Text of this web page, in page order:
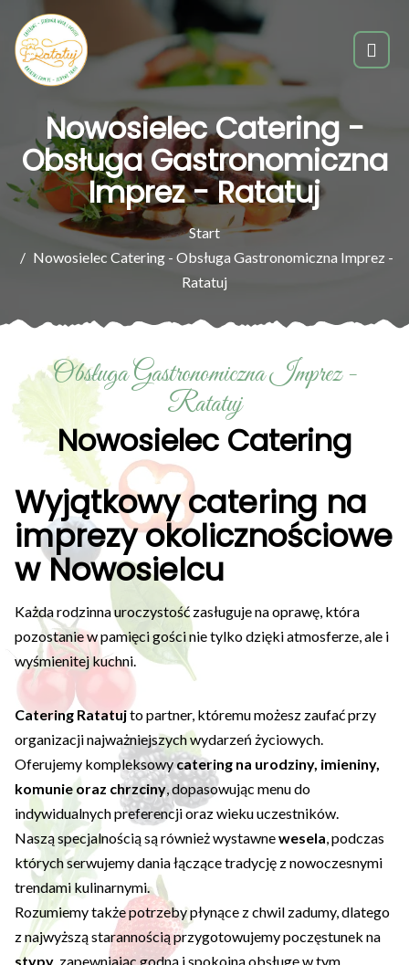
Nowosielec Catering -
Obsługa Gastronomiczna
Imprez - Ratatuj
Start
Nowosielec Catering - Obsługa Gastronomiczna Imprez -
Ratatuj
Obsługa Gastronomiczna Imprez -
Ratatuj
Nowosielec Catering
Wyjątkowy catering na
imprezy okolicznościowe
w Nowosielcu
Każda rodzinna uroczystość zasługuje na oprawę, która
pozostanie w pamięci gości nie tylko dzięki atmosferze, ale i
wyśmienitej kuchni.
Catering Ratatujto partner, któremu możesz zaufać przy
organizacji najważniejszych wydarzeń życiowych.
Oferujemy kompleksowycatering na urodziny, imieniny,
komunie oraz chrzciny, dopasowując menu do
indywidualnych preferencji oraz wieku uczestników.
Naszą specjalnością są również wystawnewesela, podczas
których serwujemy dania łączące tradycję z nowoczesnymi
trendami kulinarnymi.
Rozumiemy także potrzeby płynące z chwil zadumy, dlatego
z najwyższą starannością przygotowujemy poczęstunek na
stypy, zapewniając godną i spokojną obsługę w tym